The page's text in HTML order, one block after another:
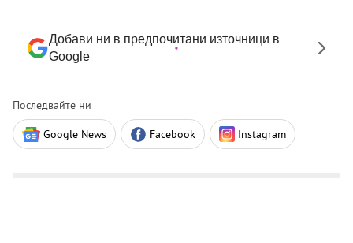
Добави ни в предпочитани източници в
Google
Последвайте ни
Google News Facebook Instagram